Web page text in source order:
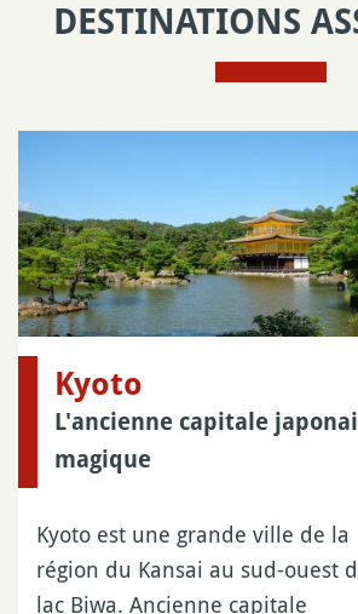
DESTINATIONS
Kyoto
L'ancienne capitale
magique
Kyoto est une grande ville de la
région du Kansai au sud-ouest
lac Biwa. Ancienne capitale